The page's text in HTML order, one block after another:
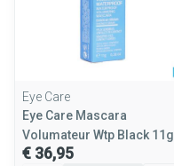
Eye Care
Eye Care Mascara
Volumateur Wtp Black 11g
€ 36,95